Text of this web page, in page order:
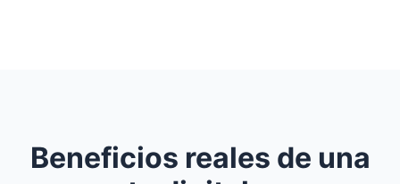
Beneficios reales de una